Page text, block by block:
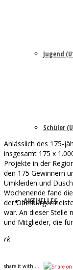
Jugend
Schüler
AKTUELLES
Anlässlich des 175-
insgesamt 175 x
Projekte in der
den 175 Gewinnern
Umkleiden und
Wochenende fand
der
war. An dieser Stelle
und Mitglieder, die
rk
share it with ....